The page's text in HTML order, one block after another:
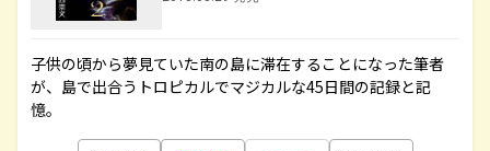
子供の頃から夢見ていた南の島に滞在することになった筆者
が、島で出合うトロピカルでマジカルな45日間の記録と記
憶。